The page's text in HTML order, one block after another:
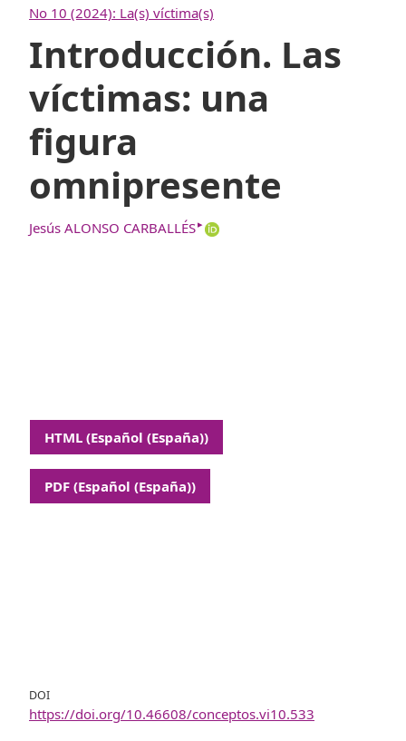
No 10 (2024): La(s) víctima(s)
Introducción. Las
víctimas: una
figura
omnipresente
Jesús ALONSO CARBALLÉS▸
HTML (Español (España))
PDF (Español (España))
DOI
https://doi.org/10.46608/conceptos.vi10.533